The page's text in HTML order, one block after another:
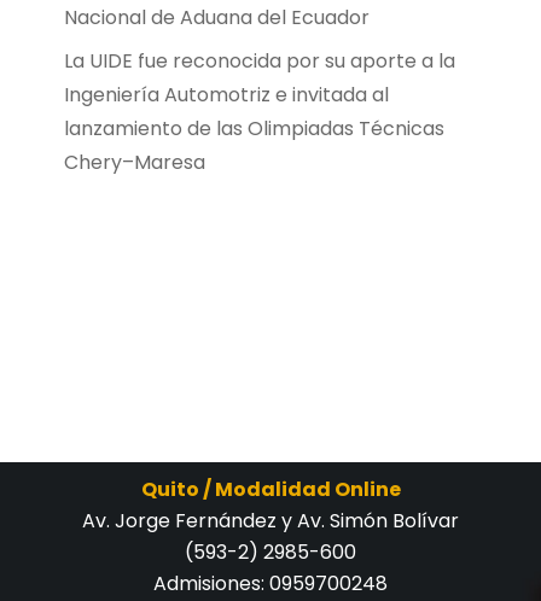
Nacional de Aduana del Ecuador
La UIDE fue reconocida por su aporte a la
Ingeniería Automotriz e invitada al
lanzamiento de las Olimpiadas Técnicas
Chery–Maresa
Quito / Modalidad Online
Av. Jorge Fernández y Av. Simón Bolívar
(593-2) 2985-600
Admisiones: 0959700248